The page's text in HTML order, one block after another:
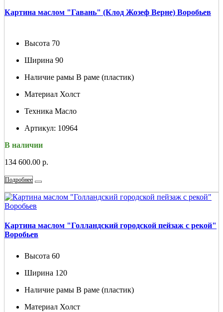
Картина маслом "Гавань" (Клод Жозеф Верне) Воробьев
Высота 70
Ширина 90
Наличие рамы В раме (пластик)
Материал Холст
Техника Масло
Артикул: 10964
В наличии
134 600.00 р.
Подробнее
Картина маслом "Голландский городской пейзаж с рекой"
Воробьев
Высота 60
Ширина 120
Наличие рамы В раме (пластик)
Материал Холст